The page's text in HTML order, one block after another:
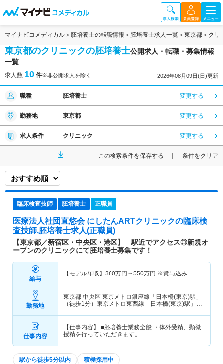
マイナビコメディカル 胚培養士の転職情報 胚培養士求人一覧 東京都 クリ
東京都のクリニックの胚培養士公開求人・転職・募集情報
一覧
求人数 10 件※非公開求人を除く 2026年08月09日(日)更新
職種 胚培養士 変更する
勤務地 東京都 変更する
求人条件 クリニック 変更する
この検索条件を保存する 条件をクリア
臨床検査技師 胚培養士 正職員
医療法人社団直悠会 にしたんARTクリニックの臨床検
査技師,胚培養士求人(正職員)
【東京都／新宿区・中央区・港区】 駅近でアクセス◎新規オ
ープンのクリニックにて胚培養士募集です！
給与
【モデル年収】 360万円～550万円 ※賞与込み
勤務地
東京都 中央区 東京メトロ銀座線「日本橋(東京)駅」
（徒歩1分）東京メトロ東西線「日本橋(東京)駅」
仕事内容
【仕事内容】 ■胚培養士業務全般 ・体外受精、顕微
授精を行っていただきます。 …
駅から徒歩5分以内 積極採用中